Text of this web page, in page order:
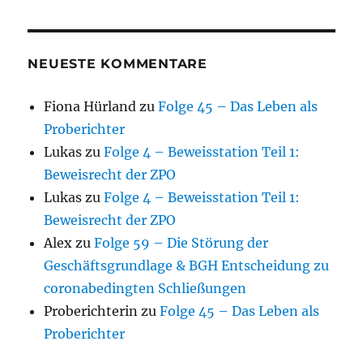
NEUESTE KOMMENTARE
Fiona Hürland zuFolge 45 – Das Leben als
Proberichter
Lukas zuFolge 4 – Beweisstation Teil 1:
Beweisrecht der ZPO
Lukas zuFolge 4 – Beweisstation Teil 1:
Beweisrecht der ZPO
Alex zuFolge 59 – Die Störung der
Geschäftsgrundlage & BGH Entscheidung zu
coronabedingten Schließungen
Proberichterin zuFolge 45 – Das Leben als
Proberichter